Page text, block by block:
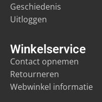
Winkelservice
Contact opnemen
Retourneren
Webwinkel informatie
Geschiedenis
Uitloggen